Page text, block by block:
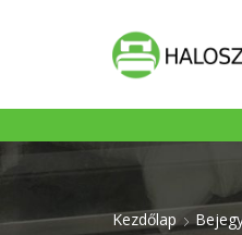
Kezdőlap